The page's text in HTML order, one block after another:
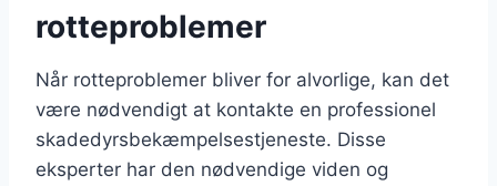
rotteproblemer
Når rotteproblemer bliver for alvorlige, kan det
være nødvendigt at kontakte en professionel
skadedyrsbekæmpelsestjeneste. Disse
eksperter har den nødvendige viden og